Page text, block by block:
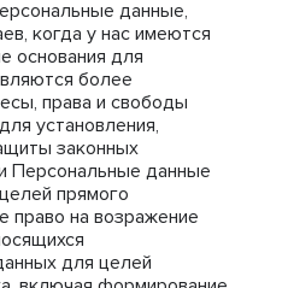
данные,
когда у нас имеются
основания для
более
права и свободы
установления,
законных
Персональные данные
прямого
право на возражение
для целей